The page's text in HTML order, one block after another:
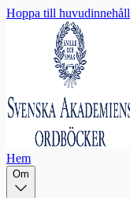
Hoppa till huvudinnehåll
Hem
Om